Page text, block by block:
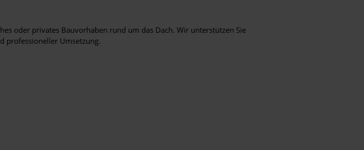
oder privates Bauvorhaben rund um das Dach. Wir unterstützen Sie
professioneller Umsetzung.